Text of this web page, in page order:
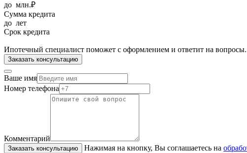
до млн.₽
Сумма кредита
до лет
Срок кредита
Ипотечный специалист поможет с оформлением и ответит на вопросы.
Заказать консультацию
Ваше имя
Номер телефона
Комментарий
Заказать консультацию Нажимая на кнопку, Вы соглашаетесь на